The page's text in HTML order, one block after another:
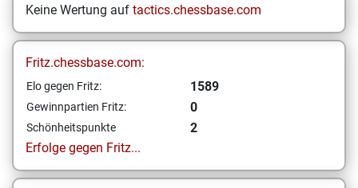
Keine Wertung auf tactics.chessbase.com
Fritz.chessbase.com:
Elo gegen Fritz: 1589
Gewinnpartien Fritz: 0
Schönheitspunkte
2
Erfolge gegen Fritz...